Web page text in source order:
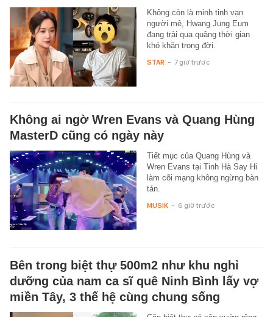
Không còn là minh tinh vạn
người mê, Hwang Jung Eum
đang trải qua quãng thời gian
khó khăn trong đời.
STAR - 7 giờ trước
Không ai ngờ Wren Evans và Quang Hùng
MasterD cũng có ngày này
Tiết mục của Quang Hùng và
Wren Evans tại Tinh Hà Say Hi
làm cõi mạng không ngừng bàn
tán.
MUSIK - 6 giờ trước
Bên trong biệt thự 500m2 như khu nghỉ
dưỡng của nam ca sĩ quê Ninh Bình lấy vợ
miền Tây, 3 thế hệ cùng chung sống